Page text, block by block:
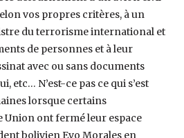
vos propres critères, à un
du terrorisme international et
de personnes et à leur
avec ou sans documents
etc… N’est-ce pas ce qui s’est
lorsque certains
ont fermé leur espace
bolivien Evo Morales en